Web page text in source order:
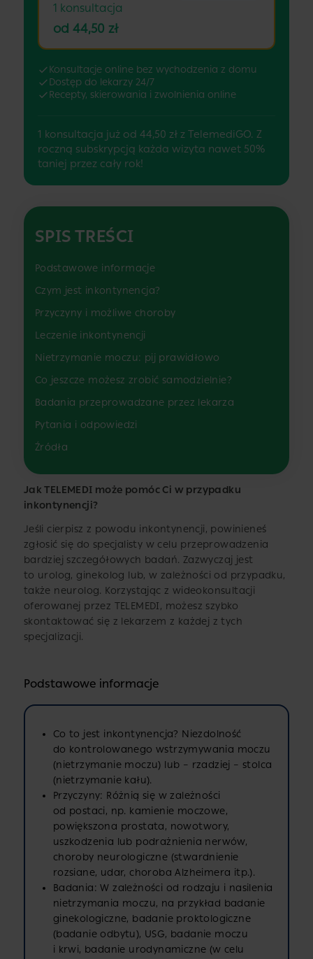
1 konsultacja
od 44,50 zł
Konsultacje online bez wychodzenia z domu
Dostęp do lekarzy 24/7
Recepty, skierowania i zwolnienia online
1 konsultacja już od 44,50 zł z TelemediGO. Z
roczną subskrypcją każda wizyta nawet 50%
taniej przez cały rok!
SPIS TREŚCI
Podstawowe informacje
Czym jest inkontynencja?
Przyczyny i możliwe choroby
Leczenie inkontynencji
Nietrzymanie moczu: pij prawidłowo
Co jeszcze możesz zrobić samodzielnie?
Badania przeprowadzane przez lekarza
Pytania i odpowiedzi
Źródła
Jak TELEMEDI może pomóc Ci w przypadku
inkontynencji?
Jeśli cierpisz z powodu inkontynencji, powinieneś
zgłosić się do specjalisty w celu przeprowadzenia
bardziej szczegółowych badań. Zazwyczaj jest
to urolog, ginekolog lub, w zależności od przypadku,
także neurolog. Korzystając z wideokonsultacji
oferowanej przez TELEMEDI, możesz szybko
skontaktować się z lekarzem z każdej z tych
specjalizacji.
Podstawowe informacje
Co to jest inkontynencja? Niezdolność
do kontrolowanego wstrzymywania moczu
(nietrzymanie moczu) lub – rzadziej – stolca
(nietrzymanie kału).
Przyczyny: Różnią się w zależności
od postaci, np. kamienie moczowe,
powiększona prostata, nowotwory,
uszkodzenia lub podrażnienia nerwów,
choroby neurologiczne (stwardnienie
rozsiane, udar, choroba Alzheimera itp.).
Badania: W zależności od rodzaju i nasilenia
nietrzymania moczu, na przykład badanie
ginekologiczne, badanie proktologiczne
(badanie odbytu), USG, badanie moczu
i krwi, badanie urodynamiczne (w celu